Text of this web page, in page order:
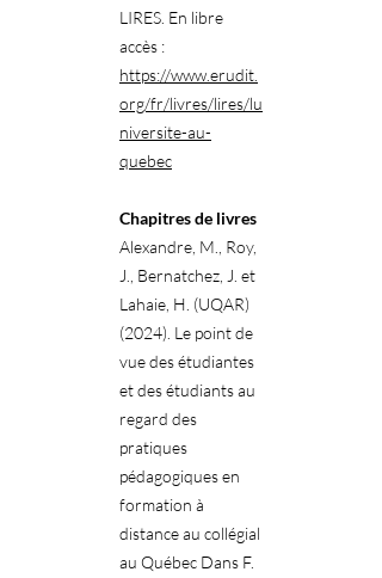
LIRES. En libre
accès :
https://www.erudit.
org/fr/livres/lires/lu
niversite-au-
quebec
Chapitres de livres
Alexandre, M., Roy,
J., Bernatchez, J. et
Lahaie, H. (UQAR)
(2024). Le point de
vue des étudiantes
et des étudiants au
regard des
pratiques
pédagogiques en
formation à
distance au collégial
au Québec Dans F.